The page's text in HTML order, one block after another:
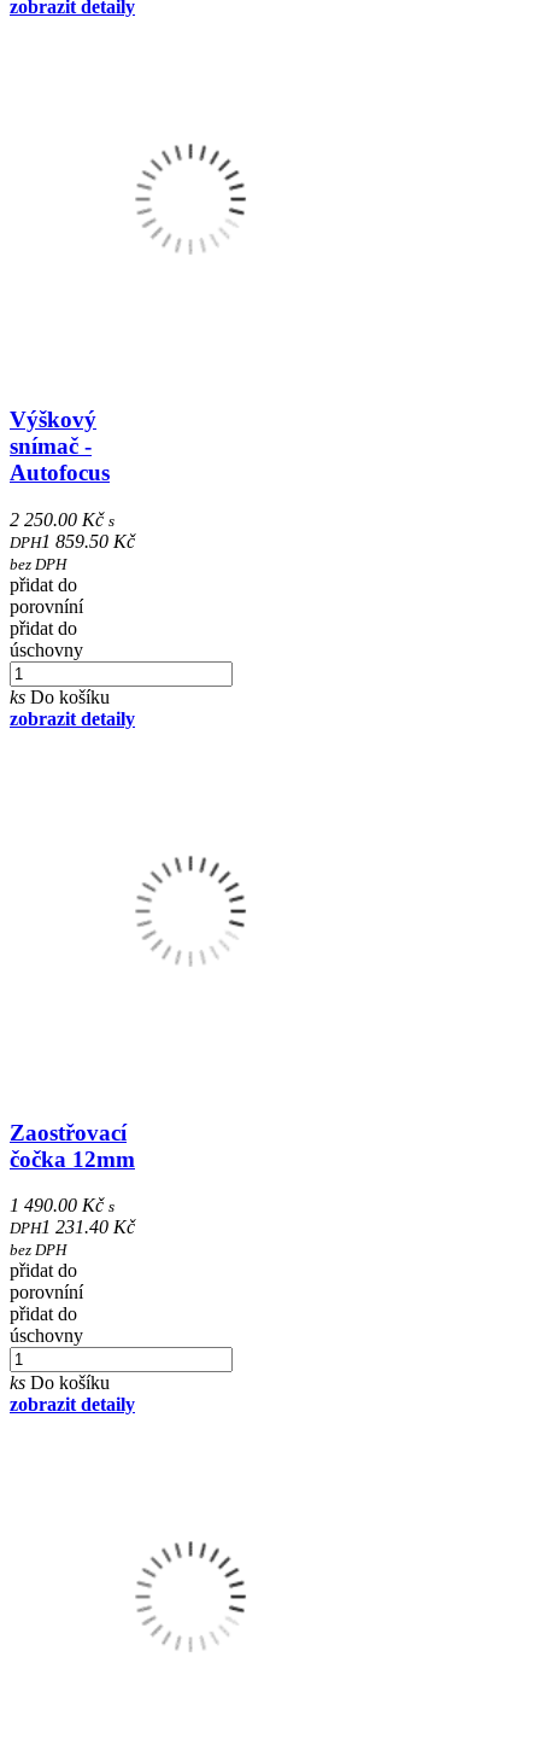
zobrazit detaily
Výškový
snímač -
Autofocus
2 250.00 Kč s
DPH1 859.50 Kč
bez DPH
přidat do
porovníní
přidat do
úschovny
ks Do košíku
zobrazit detaily
Zaostřovací
čočka 12mm
1 490.00 Kč s
DPH1 231.40 Kč
bez DPH
přidat do
porovníní
přidat do
úschovny
ks Do košíku
zobrazit detaily